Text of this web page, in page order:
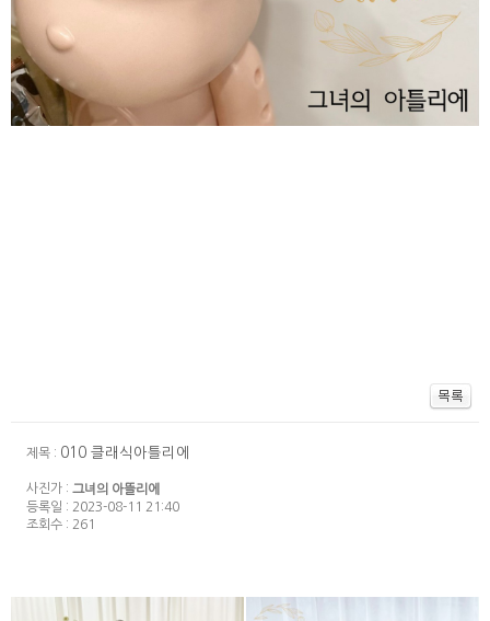
제목 : 010 클래식아틀리에
사진가 : 그녀의 아뜰리에
등록일 : 2023-08-11 21:40
조회수 : 261